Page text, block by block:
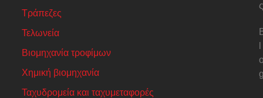
Τράπεζες
Τελωνεία
Βιομηχανία τροφίμων
Χημική βιομηχανία
Ταχυδρομεία και ταχυμεταφορές
ς